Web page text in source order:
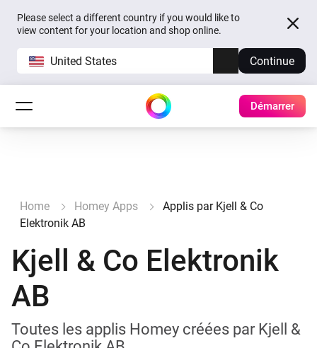
Please select a different country if you would like to
view content for your location and shop online.
United States Continue
Démarrer
Home Homey Apps
Applis par Kjell & Co
Elektronik AB
Kjell & Co Elektronik
AB
Toutes les applis Homey créées par Kjell &